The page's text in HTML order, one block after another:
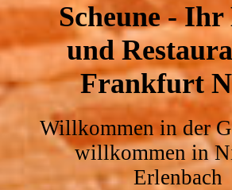
Scheune -
und
Frankfurt
Willkommen in der
willkommen in
Erlenbach